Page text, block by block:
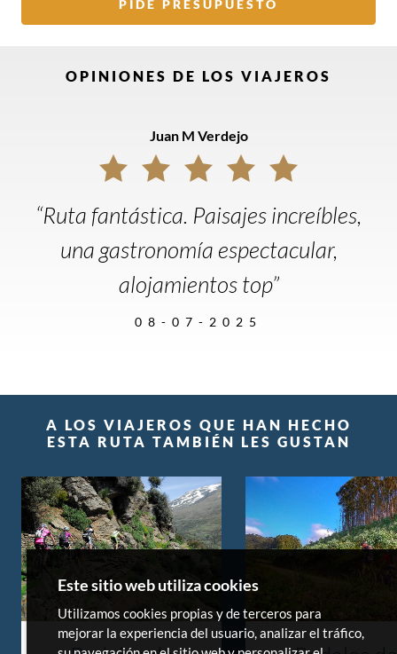
PIDE PRESUPUESTO
OPINIONES DE LOS VIAJEROS
Juan M Verdejo
“Ruta fantástica. Paisajes increíbles,
una gastronomía espectacular,
alojamientos top”
08-07-2025
A LOS VIAJEROS QUE HAN HECHO
ESTA RUTA TAMBIÉN LES GUSTAN
Este sitio web utiliza cookies
Utilizamos cookies propias y de terceros para
mejorar la experiencia del usuario, analizar el tráfico,